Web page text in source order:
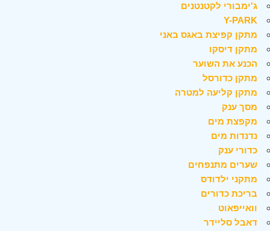
ג'ימבורי לקטנטנים
Y-PARK
מתקן קפיצת באגס באני
מתקן דיסקו
הכנע את השוער
מתקן כדורסל
מתקן קליעה למטרה
מסך ענק
מקפצת מים
נדנדות מים
כדורי ענק
שערים מתנפחים
מתקני ילדודס
בריכת כדורים
וואייפאוט
דאבל סליידר